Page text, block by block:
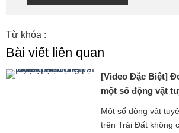
Từ khóa :
Bài viết liên quan
[Video Đặc Biệt]
một số động vật
Một số động vật
trên Trái Đất không